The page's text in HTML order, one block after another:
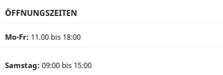
ÖFFNUNGSZEITEN
Mo-Fr: 11.00 bis 18:00
Samstag: 09:00 bis 15:00